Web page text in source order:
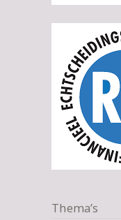
Thema’s